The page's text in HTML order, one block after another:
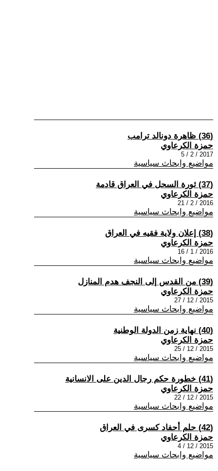
(36) ظاهرة دونالد ترامب
حمزة الكرعاوي
2017 / 2 / 5
مواضيع وابحاث سياسية
(37) ثورة السحل في العراق قادمة
حمزة الكرعاوي
2016 / 2 / 21
مواضيع وابحاث سياسية
(38) إعلان ولاية فقيه في العراق
حمزة الكرعاوي
2016 / 1 / 16
مواضيع وابحاث سياسية
(39) من القدس إلى النجف هدم المنازل
حمزة الكرعاوي
2015 / 12 / 27
مواضيع وابحاث سياسية
(40) نهاية زمن الدولة الوطنية
حمزة الكرعاوي
2015 / 12 / 25
مواضيع وابحاث سياسية
(41) خطورة حكم رجال الدين على الانسانية
حمزة الكرعاوي
2015 / 12 / 22
مواضيع وابحاث سياسية
(42) حلم أحفاد كسرى في العراق
حمزة الكرعاوي
2015 / 12 / 4
مواضيع وابحاث سياسية